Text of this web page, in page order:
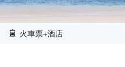
火車票+酒店